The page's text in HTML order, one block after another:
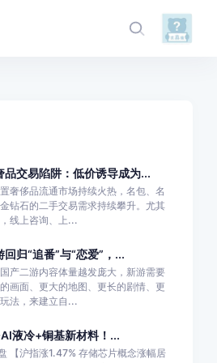
品交易陷阱：低价诱导成为...
奢侈品流通市场持续火热，名包、名
钻石的二手交易需求持续攀升。尤其
线上咨询、上...
回归“追番”与“恋爱”，...
产二游内容体量越发庞大，新游需要
画面、更大的地图、更长的剧情、更
法，来建立自...
液冷+铜基新材料！...
【沪指涨1.47% 存储芯片概念涨幅居